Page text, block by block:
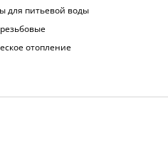
для питьевой воды
отопление